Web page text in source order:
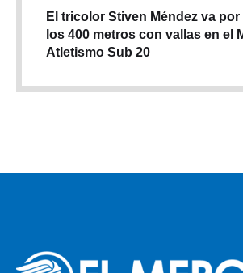
El tricolor Stiven Méndez va por
los 400 metros con vallas en el
Atletismo Sub 20